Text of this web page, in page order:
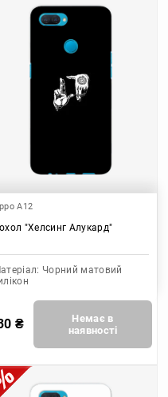
A12
"Хелсинг Алукард"
Чорний матовий
₴
Немає в
наявності